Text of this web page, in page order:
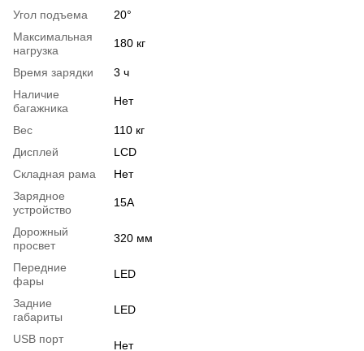
Угол подъема
20°
Максимальная
нагрузка
180 кг
Время зарядки
3 ч
Наличие
багажника
Нет
Вес
110 кг
Дисплей
LCD
Складная рама
Нет
Зарядное
устройство
15А
Дорожный
просвет
320 мм
Передние
фары
LED
Задние
габариты
LED
USB порт
Нет